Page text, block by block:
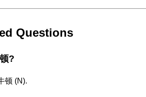
Questions
?
顿 (N).